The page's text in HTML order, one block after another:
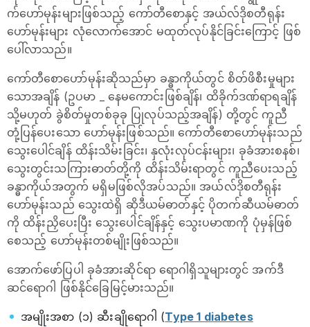
က်‌ဟော်မုန်းများဖြစ်သည့် ကော်တီစောနှင့် အယ်လ်ဒိုစတီရုန်း
ဟော်မုန်းများ လုံလောက်အောင် မထုတ်လုပ်နိုင်ခြင်းကြောင့် ဖြစ်
ပေါ်လာသည်။
ကော်တီစောဟော်မုန်းဆိုသည်မှာ ခန္ဓာကိုယ်တွင် စိတ်ဖိစီးမှုများ
သောအချိန် (ဥပမာ _ နေမကောင်းဖြစ်ချိန်၊ ထိခိုက်ဒဏ်ရာရချိန်
သို့မဟုတ် ခွဲစိတ်မှုတစ်ခုခု ပြုလုပ်သည့်အချိန်) တို့တွင် ကူညီ
တုံ့ပြန်ပေးသော ဟော်မုန်းဖြစ်သည်။ ကော်တီစောဟော်မုန်းသည်
သွေးပေါင်ချိန် ထိန်းသိမ်းခြင်း၊ နှလုံးလုပ်ငန်းများ၊ ခုခံအားစနစ်၊
သွေးတွင်းသကြားဓာတ်တို့ကို ထိန်းသိမ်းရာတွင် ကူညီပေးသည့်
ခန္ဓာကိုယ်အတွက် မရှိမဖြစ်လိုအပ်သည်။ အယ်လ်ဒိုစတီရုန်း
ဟော်မုန်းသည် သွေးထဲရှိ ဆိုဒီယမ်ဓာတ်နှင့် ပိုတက်ဆီယမ်ဓာတ်
ကို ထိန်းညှိပေးပြီး သွေးပေါင်ချိန်နှင့် သွေးပမာဏကို ပုံမှန်ဖြစ်
စေသည့် ဟော်မုန်းတစ်မျိုးဖြစ်သည်။
အောက်ဖော်ပြပါ ခုခံအားဆိုင်ရာ ရောဂါရှိသူများတွင် အက်ဒီ
ဆင်ရောဂါ ဖြစ်နိုင်ခြေမြင့်မားသည်။
အမျိုးအစာ (၁) ဆီးချိုရောဂါ (Type 1 diabetes